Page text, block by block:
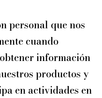
personal que nos
cuando
información
productos y
en actividades en